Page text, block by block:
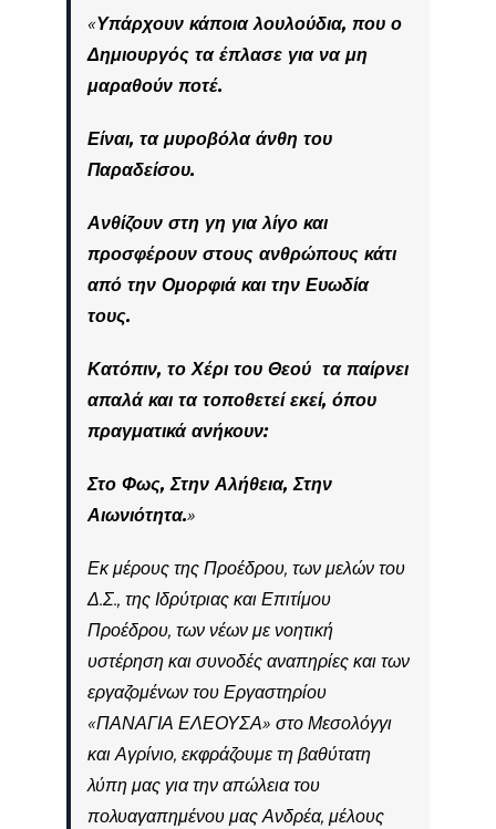
«Υπάρχουν κάποια λουλούδια, που ο
Δημιουργός τα έπλασε για να μη
μαραθούν ποτέ.
Είναι, τα μυροβόλα άνθη του
Παραδείσου.
Ανθίζουν στη γη για λίγο και
προσφέρουν στους ανθρώπους κάτι
από την Ομορφιά και την Ευωδία
τους.
Κατόπιν, το Χέρι του Θεού τα παίρνει
απαλά και τα τοποθετεί εκεί, όπου
πραγματικά ανήκουν:
Στο Φως, Στην Αλήθεια, Στην
Αιωνιότητα.»
Εκ μέρους της Προέδρου, των μελών του
Δ.Σ., της Ιδρύτριας και Επιτίμου
Προέδρου, των νέων με νοητική
υστέρηση και συνοδές αναπηρίες και των
εργαζομένων του Εργαστηρίου
«ΠΑΝΑΓΙΑ ΕΛΕΟΥΣΑ» στο Μεσολόγγι
και Αγρίνιο, εκφράζουμε τη βαθύτατη
λύπη μας για την απώλεια του
πολυαγαπημένου μας Ανδρέα, μέλους